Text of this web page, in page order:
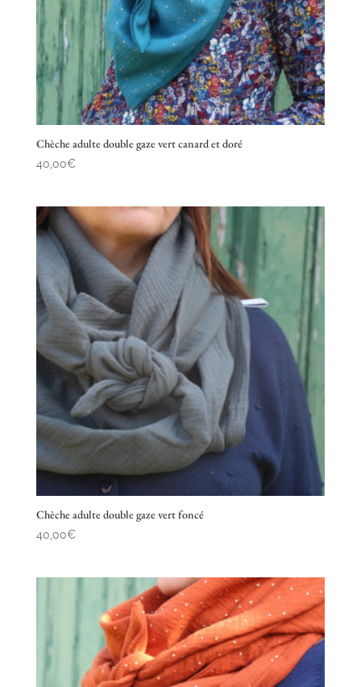
Chèche adulte double gaze vert canard et doré
40,00€
Chèche adulte double gaze vert foncé
40,00€